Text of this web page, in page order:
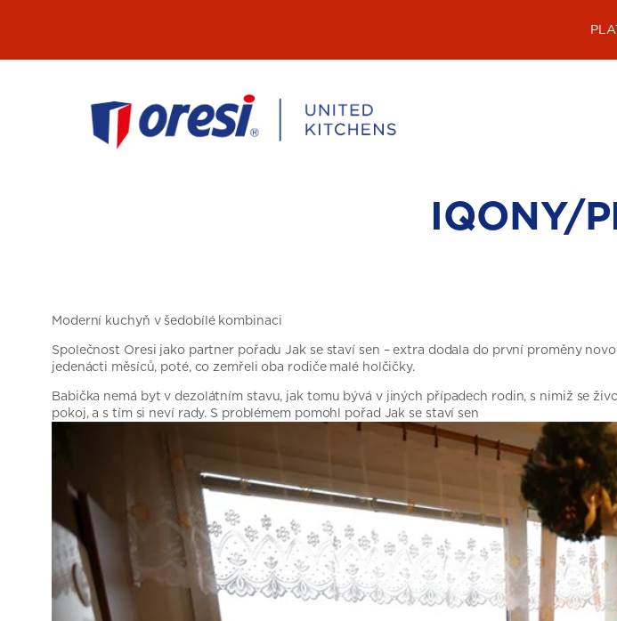
IQONY/
Moderní kuchyň v šedobílé kombinaci
Společnost Oresi jako partner pořadu Jak se staví sen – extra dodala do první proměny
jedenácti měsíců, poté, co zemřeli oba rodiče malé holčičky.
Babička nemá byt v dezolátním stavu, jak tomu bývá v jiných případech rodin, s nimiž se
pokoj, a s tím si neví rady. S problémem pomohl pořad Jak se staví sen